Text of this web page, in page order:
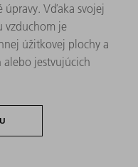
úpravy. Vďaka svojej
vzduchom je
úžitkovej plochy a
jestvujúcich